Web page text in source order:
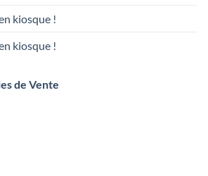
kiosque !
kiosque !
de Vente